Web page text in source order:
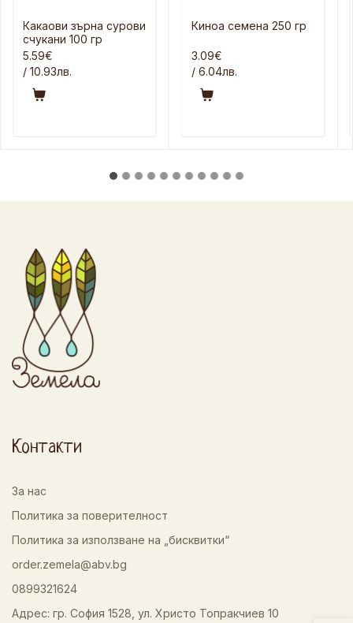
Какаови зърна сурови
счукани 100 гр
5.59€
/ 10.93лв.
Киноа семена 250 гр
3.09€
/ 6.04лв.
Контакти
За нас
Политика за поверителност
Политика за използване на „бисквитки“
order.zemela@abv.bg
0899321624
Адрес: гр. София 1528, ул. Христо Топракчиев 10